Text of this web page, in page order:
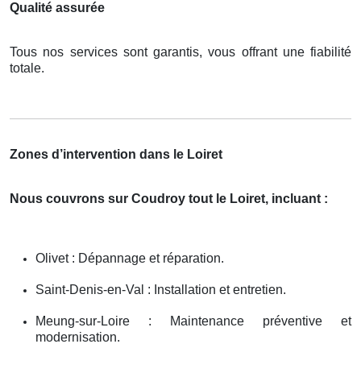
Qualité assurée
Tous nos services sont garantis, vous offrant une fiabilité
totale.
Zones d’intervention dans le Loiret
Nous couvrons sur Coudroy tout le Loiret, incluant :
Olivet : Dépannage et réparation.
Saint-Denis-en-Val : Installation et entretien.
Meung-sur-Loire : Maintenance préventive et
modernisation.